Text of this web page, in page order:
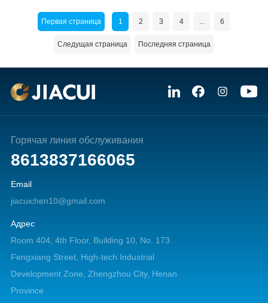
Первая страница 1 2 3 4 6
Следущая страница Последняя страница
Горячая линия обслуживания
8613837166065
Email
jiacuichen10@gmail.com
Адрес
Room 404, 4th Floor, Building 10, No. 173
Fengxiang Street, High-tech Industrial
Development Zone, Zhengzhou City, Henan
Province